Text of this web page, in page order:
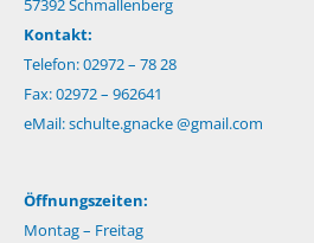
57392 Schmallenberg
Kontakt:
Telefon: 02972 – 78 28
Fax: 02972 – 962641
eMail:schulte.gnacke @gmail.com
Öffnungszeiten:
Montag – Freitag